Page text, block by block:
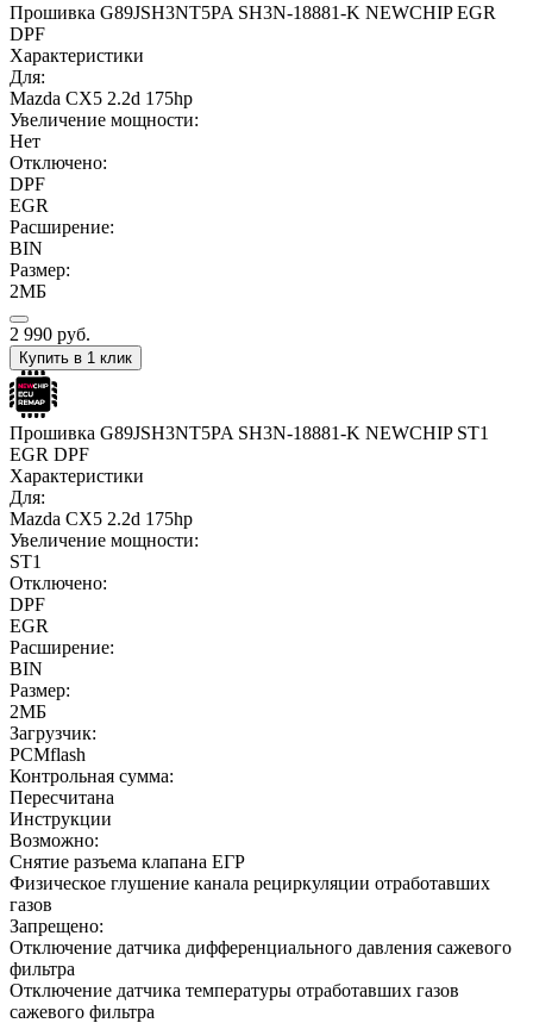
Прошивка G89JSH3NT5PA SH3N-18881-K NEWCHIP EGR
DPF
Характеристики
Для:
Mazda CX5 2.2d 175hp
Увеличение мощности:
Нет
Отключено:
DPF
EGR
Расширение:
BIN
Размер:
2МБ
2 990 руб.
Купить в 1 клик
Прошивка G89JSH3NT5PA SH3N-18881-K NEWCHIP ST1
EGR DPF
Характеристики
Для:
Mazda CX5 2.2d 175hp
Увеличение мощности:
ST1
Отключено:
DPF
EGR
Расширение:
BIN
Размер:
2МБ
Загрузчик:
PCMflash
Контрольная сумма:
Пересчитана
Инструкции
Возможно:
Снятие разъема клапана ЕГР
Физическое глушение канала рециркуляции отработавших
газов
Запрещено:
Отключение датчика дифференциального давления сажевого
фильтра
Отключение датчика температуры отработавших газов
сажевого фильтра